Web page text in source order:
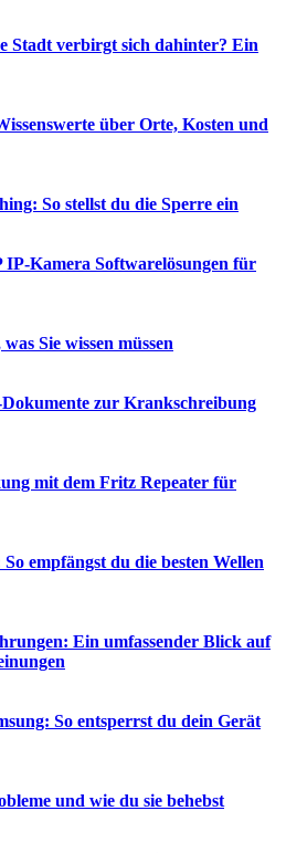
Stadt verbirgt sich dahinter? Ein
über Orte, Kosten und
So stellst du die Sperre ein
IP-Kamera Softwarelösungen für
Sie wissen müssen
zur Krankschreibung
mit dem Fritz Repeater für
empfängst du die besten Wellen
Ein umfassender Blick auf
So entsperrst du dein Gerät
und wie du sie behebst